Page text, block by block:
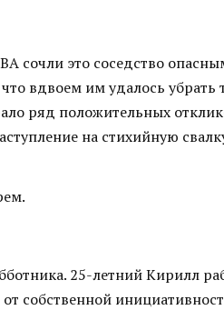
сочли это соседство
вдвоем им удалось убрать
ряд положительных
на стихийную
25-летний Кирилл
собственной